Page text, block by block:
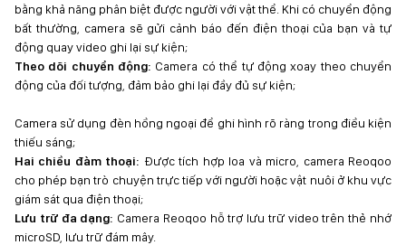
bằng khả năng phân biệt được người với vật thể. Khi có chuyển động
bất thường, camera sẽ gửi cảnh báo đến điện thoại của bạn và tự
động quay video ghi lại sự kiện;
Theo dõi chuyển động: Camera có thể tự động xoay theo chuyển
động của đối tượng, đảm bảo ghi lại đầy đủ sự kiện;
Camera sử dụng đèn hồng ngoại để ghi hình rõ ràng trong điều kiện
thiếu sáng;
Hai chiều đàm thoại: Được tích hợp loa và micro, camera Reoqoo
cho phép bạn trò chuyện trực tiếp với người hoặc vật nuôi ở khu vực
giám sát qua điện thoại;
Lưu trữ đa dạng: Camera Reoqoo hỗ trợ lưu trữ video trên thẻ nhớ
microSD, lưu trữ đám mây.